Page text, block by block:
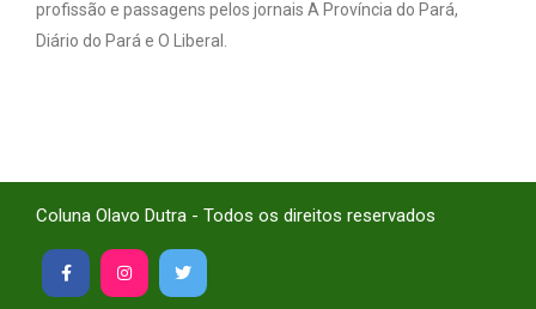
profissão e passagens pelos jornais A Província do Pará,
Diário do Pará e O Liberal.
Coluna Olavo Dutra - Todos os direitos reservados